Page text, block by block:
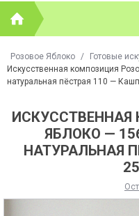
Розовое Яблоко / Готовые
Искусственная композиция
натуральная пёстрая 110 —
ИСКУССТВЕННАЯ
ЯБЛОКО —
НАТУРАЛЬНАЯ